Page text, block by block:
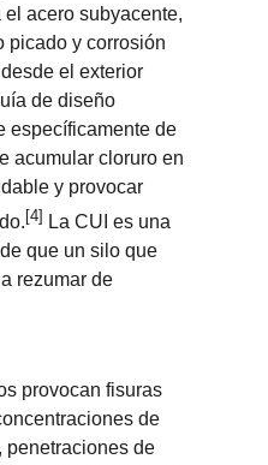
acero subyacente,
picado y corrosión
el exterior
de diseño
específicamente de
acumular cloruro en
y provocar
[4] La CUI es una
que un silo que
rezumar de
provocan fisuras
de
de